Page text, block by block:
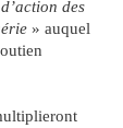
des
» auquel